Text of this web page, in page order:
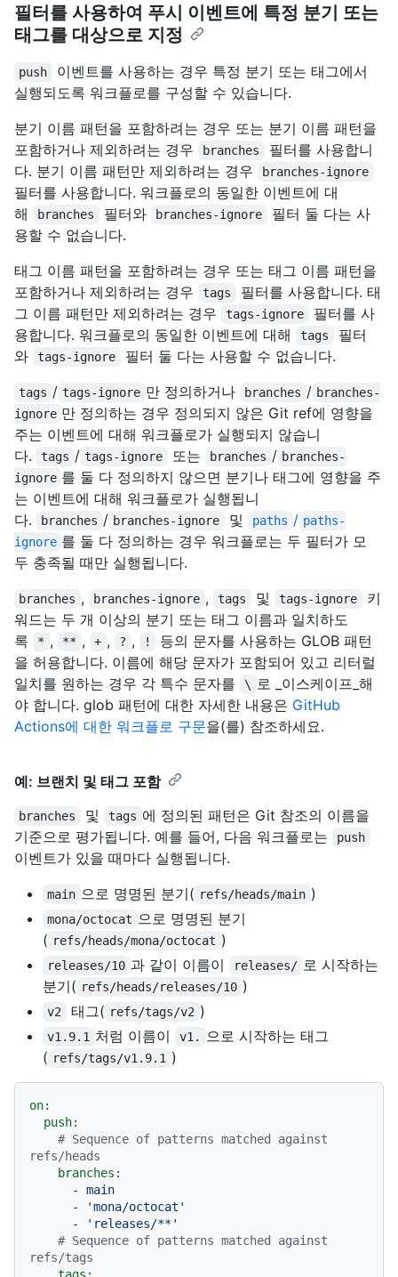
필터를 사용하여 푸시 이벤트에 특정 분기 또는
태그를 대상으로 지정
push
이벤트를 사용하는 경우 특정 분기 또는 태그에서
실행되도록 워크플로를 구성할 수 있습니다.
분기 이름 패턴을 포함하려는 경우 또는 분기 이름 패턴을
포함하거나 제외하려는 경우
branches
필터를 사용합니
다. 분기 이름 패턴만 제외하려는 경우
branches-ignore
필터를 사용합니다. 워크플로의 동일한 이벤트에 대
해
branches 필터와 branches-ignore
필터 둘 다는 사
용할 수 없습니다.
태그 이름 패턴을 포함하려는 경우 또는 태그 이름 패턴을
포함하거나 제외하려는 경우
tags
필터를 사용합니다. 태
그 이름 패턴만 제외하려는 경우
tags-ignore
필터를 사
용합니다. 워크플로의 동일한 이벤트에 대해
tags
필터
와
tags-ignore 필터 둘 다는 사용할 수 없습니다.
tags / tags-ignore 만 정의하거나 branches / branches-
ignore 만 정의하는 경우 정의되지 않은 Git ref에 영향을
주는 이벤트에 대해 워크플로가 실행되지 않습니
다.
tags / tags-ignore 또는 branches / branches-
ignore 를 둘 다 정의하지 않으면 분기나 태그에 영향을 주
는 이벤트에 대해 워크플로가 실행됩니
다.
branches / branches-ignore 및 paths / paths-
ignore 를 둘 다 정의하는 경우 워크플로는 두 필터가 모
두 충족될 때만 실행됩니다.
branches , branches-ignore , tags 및 tags-ignore
키
워드는 두 개 이상의 분기 또는 태그 이름과 일치하도
록
* , ** , + , ? , !
등의 문자를 사용하는 GLOB 패턴
을 허용합니다. 이름에 해당 문자가 포함되어 있고 리터럴
일치를 원하는 경우 각 특수 문자를
\
로 _이스케이프_해
야 합니다. glob 패턴에 대한 자세한 내용은 GitHub
Actions에 대한 워크플로 구문을(를) 참조하세요.
예: 브랜치 및 태그 포함
branches 및 tags 에 정의된 패턴은 Git 참조의 이름을
기준으로 평가됩니다. 예를 들어, 다음 워크플로는
push
이벤트가 있을 때마다 실행됩니다.
main 으로 명명된 분기( refs/heads/main )
mona/octocat 으로 명명된 분기
( refs/heads/mona/octocat )
releases/10 과 같이 이름이 releases/ 로 시작하는
분기( refs/heads/releases/10 )
v2 태그( refs/tags/v2 )
v1.9.1 처럼 이름이 v1.
으로 시작하는 태그
( refs/tags/v1.9.1 )
on:
push:
# Sequence of patterns matched against
refs/heads
branches:
-
main
-
'mona/octocat'
-
'releases/**'
# Sequence of patterns matched against
refs/tags